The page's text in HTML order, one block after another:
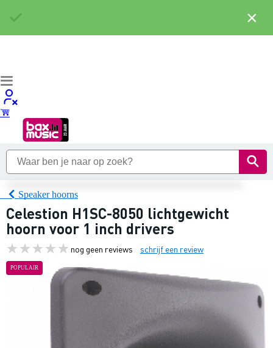
Speaker hoorns
Celestion H1SC-8050 lichtgewicht
hoorn voor 1 inch drivers
nog geen reviews schrijf een review
POPULAIR
×